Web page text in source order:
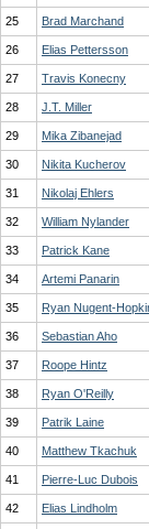
25 Brad Marchand
26 Elias Pettersson
27 Travis Konecny
28 J.T. Miller
29 Mika Zibanejad
30 Nikita Kucherov
31 Nikolaj Ehlers
32 William Nylander
33 Patrick Kane
34 Artemi Panarin
35 Ryan Nugent-
36 Sebastian Aho
37 Roope Hintz
38 Ryan O'Reilly
39 Patrik Laine
40 Matthew Tkachuk
41 Pierre-Luc Dubois
42 Elias Lindholm